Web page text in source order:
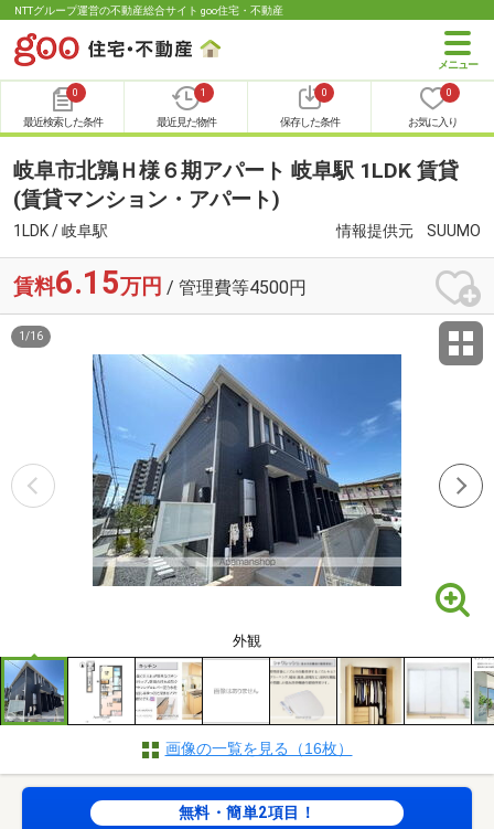
NTTグループ運営の不動産総合サイト goo住宅・不動産
0
最近検索した条件
1
最近見た物件
0
保存した条件
0
お気に入り
岐阜市北鶉Ｈ様６期アパート 岐阜駅 1LDK 賃貸
(賃貸マンション・アパート)
1LDK / 岐阜駅 情報提供元 SUUMO
賃料6.15万円 / 管理費等4500円
外観
1 /16
画像の一覧を見る（16枚）
無料・簡単2項目！